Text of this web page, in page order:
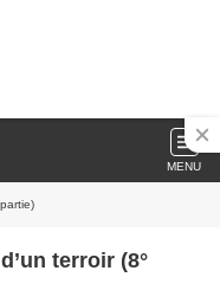
MENU
terroir (8°